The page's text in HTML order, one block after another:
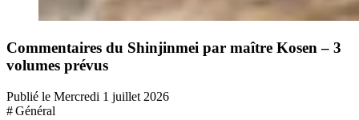
Commentaires du Shinjinmei par maître Kosen – 3
volumes prévus
Publié le Mercredi 1 juillet 2026
# Général